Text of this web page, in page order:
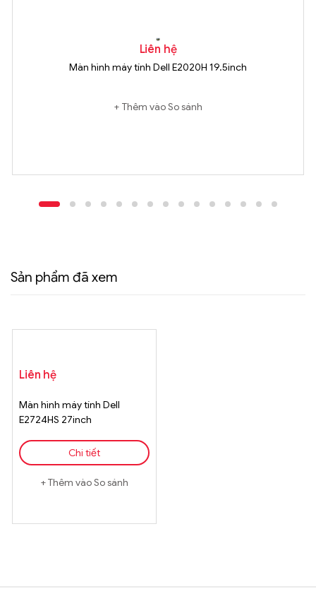
Liên hệ
Màn hình máy tính Dell E2020H 19.5inch
Thêm vào So sánh
Sản phẩm đã xem
Liên hệ
Màn hình máy tính Dell
E2724HS 27inch
Chi tiết
Thêm vào So sánh